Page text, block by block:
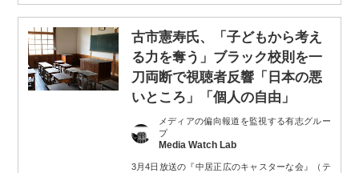
古市憲寿氏、「子どもから考え
る力を奪う」ブラック校則を一
刀両断で視聴者反響「日本の悪
いところ」「個人の自由」
メディアの偏向報道を監視する有志グルー
プ
Media Watch Lab
3月4日放送の『中居正広のキャスターな会』（テ